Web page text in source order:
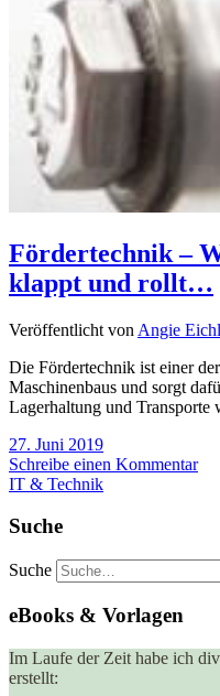
Fördertechnik –
klappt und rollt…
Veröffentlicht von Angie
Die Fördertechnik ist einer
Maschinenbaus und sorgt
Lagerhaltung und Transporte
27. Juni 2019
Schreibe einen Kommentar
IT & Technik
Suche
Suche
eBooks & Vorlagen
Im Laufe der Zeit habe ich
erstellt: